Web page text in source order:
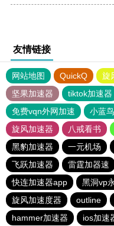
友情链接
网站地图 QuickQ 旋
坚果加速器
tiktok加速器
免费vqn外网加速
小蓝鸟
旋风加速器
八戒看书
黑豹加速器
一元机场
飞跃加速器
雷霆加器速
快连加速器app
黑洞vp
旋风加速度器
outline
hammer加速器
ios加速